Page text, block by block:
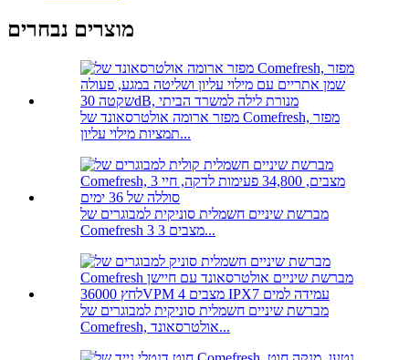
מוצרים נבחרים
מפזר ארומה אולטרסאונד של Comefresh, מפזר
תמציות מילוי עליון...
מברשת שיניים חשמלית סוניקית למבוגרים של
Comefresh 3 מצבים 3...
מברשת שיניים חשמלית סוניקית למבוגרים של
Comefresh, אולטרסאונד...